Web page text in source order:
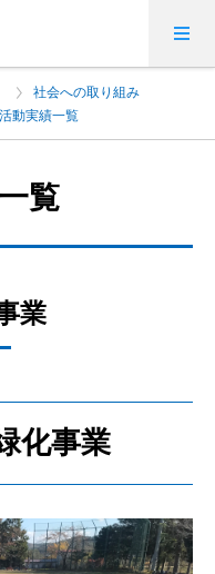
社会への取り組み
活動実績一覧
覧
業
化事業